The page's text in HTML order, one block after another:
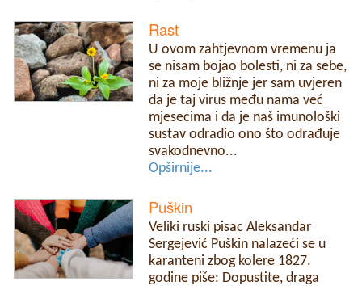
Rast
U ovom zahtjevnom vremenu ja
se nisam bojao bolesti, ni za sebe,
ni za moje bližnje jer sam uvjeren
da je taj virus među nama već
mjesecima i da je naš imunološki
sustav odradio ono što odrađuje
svakodnevno...
Opširnije...
Puškin
Veliki ruski pisac Aleksandar
Sergejevič Puškin nalazeći se u
karanteni zbog kolere 1827.
godine piše: Dopustite, draga